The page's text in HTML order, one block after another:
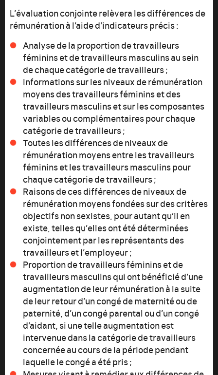
L’évaluation conjointe relèvera les différences de
rémunération à l’aide d’indicateurs précis :
Analyse de la proportion de travailleurs
féminins et de travailleurs masculins au sein
de chaque catégorie de travailleurs ;
Informations sur les niveaux de rémunération
moyens des travailleurs féminins et des
travailleurs masculins et sur les composantes
variables ou complémentaires pour chaque
catégorie de travailleurs ;
Toutes les différences de niveaux de
rémunération moyens entre les travailleurs
féminins et les travailleurs masculins pour
chaque catégorie de travailleurs ;
Raisons de ces différences de niveaux de
rémunération moyens fondées sur des critères
objectifs non sexistes, pour autant qu’il en
existe, telles qu’elles ont été déterminées
conjointement par les représentants des
travailleurs et l’employeur ;
Proportion de travailleurs féminins et de
travailleurs masculins qui ont bénéficié d’une
augmentation de leur rémunération à la suite
de leur retour d’un congé de maternité ou de
paternité, d’un congé parental ou d’un congé
d’aidant, si une telle augmentation est
intervenue dans la catégorie de travailleurs
concernée au cours de la période pendant
laquelle le congé a été pris ;